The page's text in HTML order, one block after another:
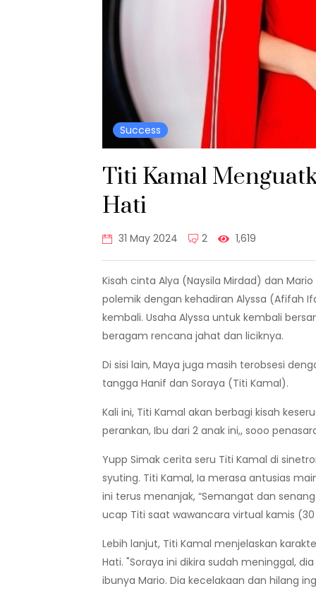
Success
Titi Kamal
Hati
31 May 2024 2 1,619
Kisah cinta Alya (Naysila Mirdad) dan
polemik dengan kehadiran Alyssa (Afifah
kembali. Usaha Alyssa untuk kembali
beragam rencana jahat dan liciknya.
Di sisi lain, Maya juga masih terobsesi
tangga Hanif dan Soraya (Titi Kamal).
Kali ini, Titi Kamal akan berbagi kisah
perankan, Ibu dari 2 anak ini,, sooo
Yupp Simak cerita seru Titi Kamal di
syuting. Titi Kamal, Ia merasa antusias
ini terus menanjak, “Semangat dan
ucap Titi saat wawancara virtual kamis
Lebih lanjut, Titi Kamal menjelaskan
Hati. "Soraya ini dikira sudah meninggal,
ibunya Mario. Dia kecelakaan dan hilang